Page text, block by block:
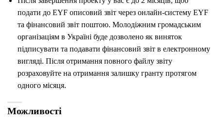
подати до EYF описовий звіт через онлайн-систему EYF
та фінансовий звіт поштою. Молодіжним громадським
організаціям в Україні буде дозволено як виняток
підписувати та подавати фінансовий звіт в електронному
вигляді. Після отримання повного файлу звіту
розраховуйте на отримання залишку гранту протягом
одного місяця.
Можливості